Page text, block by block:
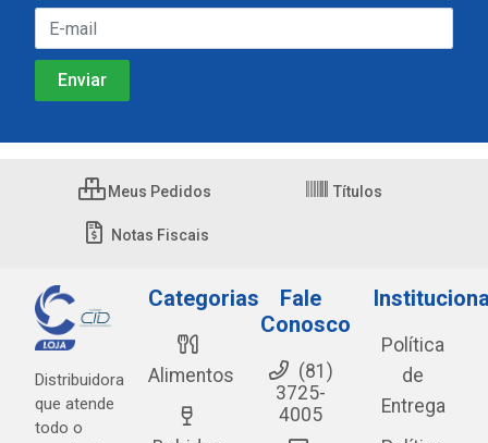
Meus Pedidos Títulos
Notas Fiscais
Distribuidora
que atende
todo o
Categorias
Alimentos
Fale
Conosco
(81)
3725-
4005
Política
de
Entrega